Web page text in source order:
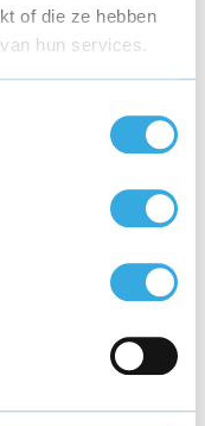
of die ze hebben
hun services.